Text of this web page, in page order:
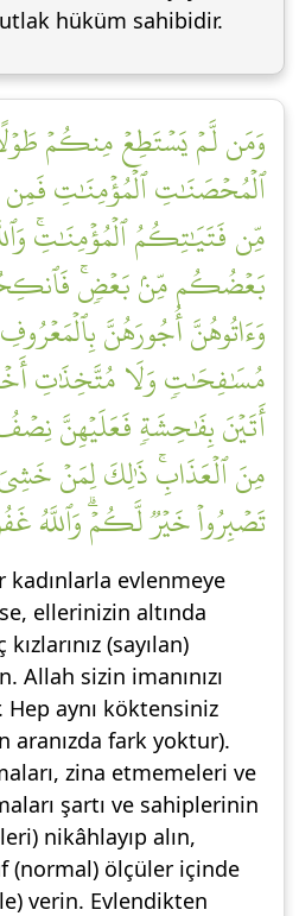
hüküm sahibidir.
وَمَن لَّمۡ يَسۡتَطِعۡ مِنكُمۡ
ٱلۡمُحۡصَنَٰتِ ٱلۡمُؤۡمِنَٰتِ
مِّن فَتَيَٰتِكُمُ ٱلۡمُؤۡمِنَٰتِۚ
بَعۡضُكُم مِّنۢ بَعۡضٖۚ
وَءَاتُوهُنَّ أُجُورَهُنَّ
مُسَٰفِحَٰتٖ وَلَا مُتَّخِذَٰتِ
أَتَيۡنَ بِفَٰحِشَةٖ فَعَلَيۡهِنَّ
مِنَ ٱلۡعَذَابِۚ ذَٰلِكَ لِمَنۡ
تَصۡبِرُواْ خَيۡرٞ لَّكُمۡۗ وَٱللَّهُ
kadınlarla evlenmeye
ellerinizin altında
(sayılan)
Allah sizin imanınızı
aynı köktensiniz
aranızda fark yoktur).
zina etmemeleri ve
şartı ve sahiplerinin
nikâhlayıp alın,
(normal) ölçüler içinde
verin. Evlendikten